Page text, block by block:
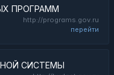
ПРОГРАММ
http://programs.gov.ru
перейти
СИСТЕМЫ